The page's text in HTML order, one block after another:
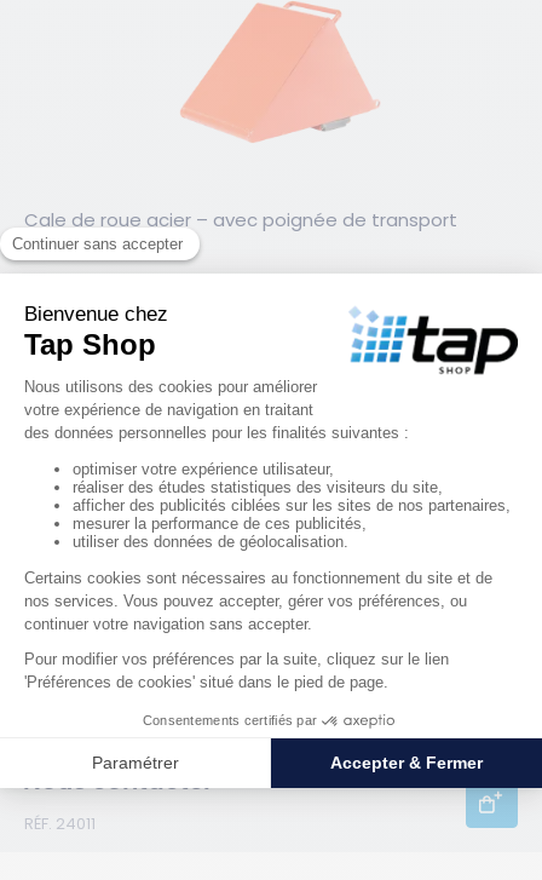
Cale de roue acier – avec poignée de transport
RÉF. 24007
68,00 €
RÉF. 24011
Nous contacter